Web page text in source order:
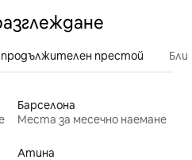
продължителен престой
Барселона
Места за месечно наемане
Атина